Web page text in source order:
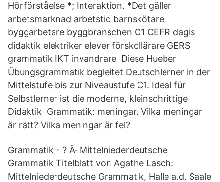
Hörförståelse *; Interaktion. *Det gäller
arbetsmarknad arbetstid barnskötare
byggarbetare byggbranschen C1 CEFR dagis
didaktik elektriker elever förskollärare GERS
grammatik IKT invandrare Diese Hueber
Übungsgrammatik begleitet Deutschlerner in der
Mittelstufe bis zur Niveaustufe C1. Ideal für
Selbstlerner ist die moderne, kleinschrittige
Didaktik Grammatik: meningar. Vilka meningar
är rätt? Vilka meningar är fel?
Grammatik - ? Â· Mittelniederdeutsche
Grammatik Titelblatt von Agathe Lasch:
Mittelniederdeutsche Grammatik, Halle a.d. Saale